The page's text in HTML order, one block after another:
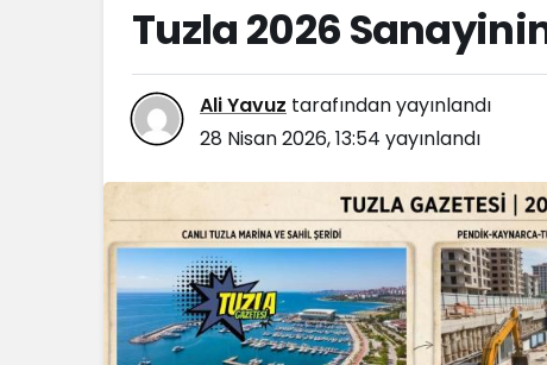
Tuzla 2026
Ali Yavuz tarafından yayınlandı
28 Nisan 2026, 13:54 yayınlandı